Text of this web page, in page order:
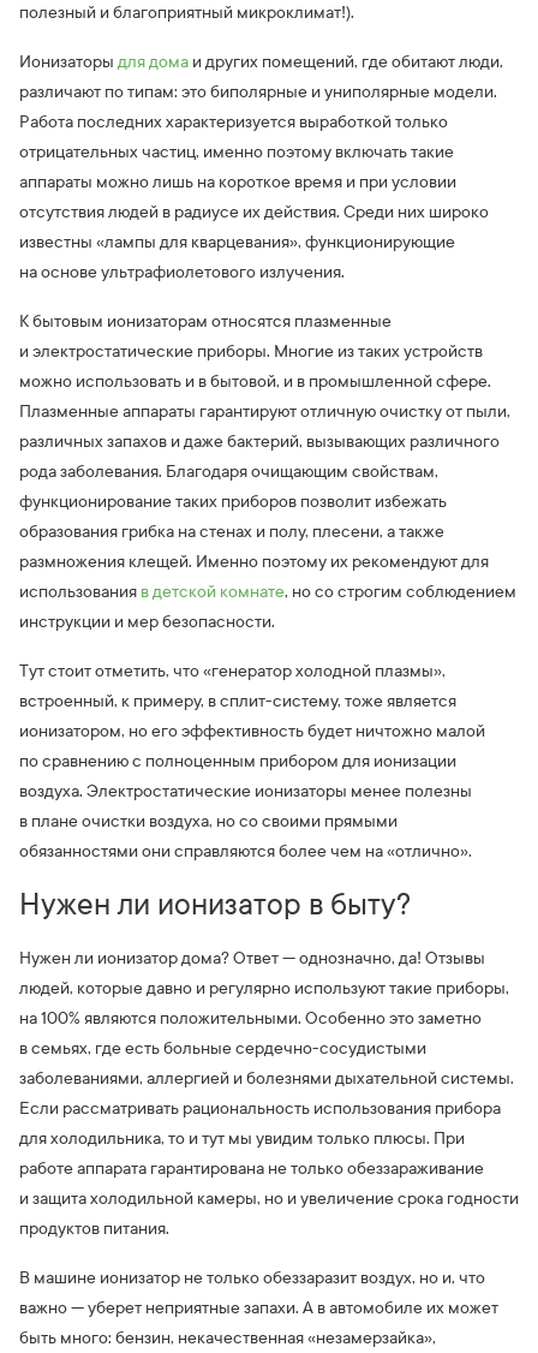
полезный и благоприятный микроклимат!).
Ионизаторы для дома и других помещений, где обитают люди,
различают по типам: это биполярные и униполярные модели.
Работа последних характеризуется выработкой только
отрицательных частиц, именно поэтому включать такие
аппараты можно лишь на короткое время и при условии
отсутствия людей в радиусе их действия. Среди них широко
известны «лампы для кварцевания», функционирующие
на основе ультрафиолетового излучения.
К бытовым ионизаторам относятся плазменные
и электростатические приборы. Многие из таких устройств
можно использовать и в бытовой, и в промышленной сфере.
Плазменные аппараты гарантируют отличную очистку от пыли,
различных запахов и даже бактерий, вызывающих различного
рода заболевания. Благодаря очищающим свойствам,
функционирование таких приборов позволит избежать
образования грибка на стенах и полу, плесени, а также
размножения клещей. Именно поэтому их рекомендуют для
использования в детской комнате, но со строгим соблюдением
инструкции и мер безопасности.
Тут стоит отметить, что «генератор холодной плазмы»,
встроенный, к примеру, в сплит-систему, тоже является
ионизатором, но его эффективность будет ничтожно малой
по сравнению с полноценным прибором для ионизации
воздуха. Электростатические ионизаторы менее полезны
в плане очистки воздуха, но со своими прямыми
обязанностями они справляются более чем на «отлично».
Нужен ли ионизатор в быту?
Нужен ли ионизатор дома? Ответ — однозначно, да! Отзывы
людей, которые давно и регулярно используют такие приборы,
на 100% являются положительными. Особенно это заметно
в семьях, где есть больные сердечно-сосудистыми
заболеваниями, аллергией и болезнями дыхательной системы.
Если рассматривать рациональность использования прибора
для холодильника, то и тут мы увидим только плюсы. При
работе аппарата гарантирована не только обеззараживание
и защита холодильной камеры, но и увеличение срока годности
продуктов питания.
В машине ионизатор не только обеззаразит воздух, но и, что
важно — уберет неприятные запахи. А в автомобиле их может
быть много: бензин, некачественная «незамерзайка»,